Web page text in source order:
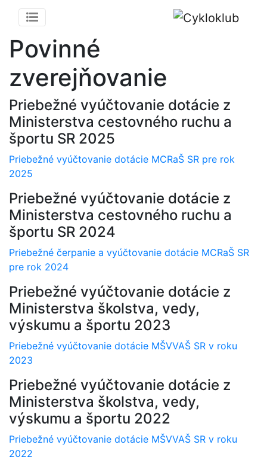
Povinné
zverejňovanie
Priebežné vyúčtovanie dotácie z
Ministerstva cestovného ruchu a
športu SR 2025
Priebežné vyúčtovanie dotácie MCRaŠ SR pre rok
2025
Priebežné vyúčtovanie dotácie z
Ministerstva cestovného ruchu a
športu SR 2024
Priebežné čerpanie a vyúčtovanie dotácie MCRaŠ SR
pre rok 2024
Priebežné vyúčtovanie dotácie z
Ministerstva školstva, vedy,
výskumu a športu 2023
Priebežné vyúčtovanie dotácie MŠVVAŠ SR v roku
2023
Priebežné vyúčtovanie dotácie z
Ministerstva školstva, vedy,
výskumu a športu 2022
Priebežné vyúčtovanie dotácie MŠVVAŠ SR v roku
2022